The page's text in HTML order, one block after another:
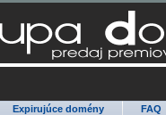
Expirujúce domény FAQ